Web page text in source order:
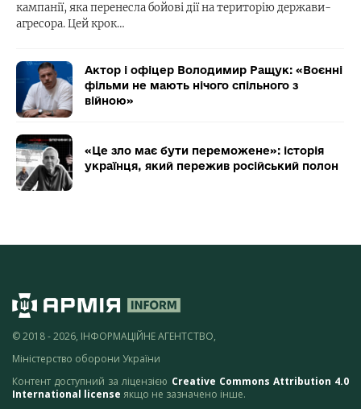
кампанії, яка перенесла бойові дії на територію держави-
агресора. Цей крок…
Актор і офіцер Володимир Ращук: «Воєнні
фільми не мають нічого спільного з
війною»
«Це зло має бути переможене»: історія
українця, який пережив російський полон
© 2018 - 2026, ІНФОРМАЦІЙНЕ АГЕНТСТВО,
Міністерство оборони України
Контент доступний за ліцензією Creative Commons Attribution 4.0
International license якщо не зазначено інше.